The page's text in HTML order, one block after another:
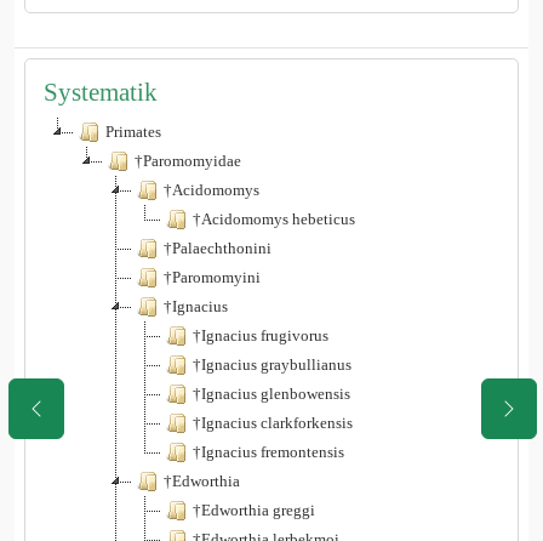
Systematik
Primates
†Paromomyidae
†Acidomomys
†Acidomomys hebeticus
†Palaechthonini
†Paromomyini
†Ignacius
†Ignacius frugivorus
†Ignacius graybullianus
†Ignacius glenbowensis
†Ignacius clarkforkensis
†Ignacius fremontensis
†Edworthia
†Edworthia greggi